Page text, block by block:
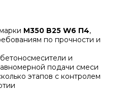
М350 B25 W6 П4,
по прочности и
и
подачи смеси
этапов с контролем